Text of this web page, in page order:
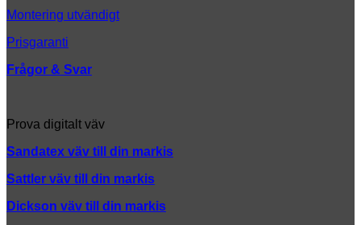
Montering utvändigt
Prisgaranti
Frågor & Svar
Prova digitalt väv
Sandatex väv till din markis
Sattler väv till din markis
Dickson väv till din markis